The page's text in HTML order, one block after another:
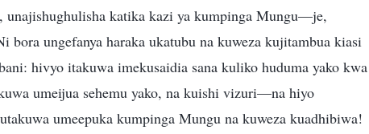
unajishughulisha katika kazi ya kumpinga Mungu—je,
bora ungefanya haraka ukatubu na kuweza kujitambua kiasi
hivyo itakuwa imekusaidia sana kuliko huduma yako kwa
umeijua sehemu yako, na kuishi vizuri—na hiyo
umeepuka kumpinga Mungu na kuweza kuadhibiwa!